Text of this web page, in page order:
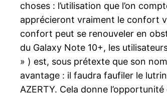
choses : l’utilisation que l’on
apprécieront vraiment le confort
confort peut se renouveler en
du Galaxy Note 10+, les
» ) est, sous prétexte que son
avantage : il faudra faufiler le
AZERTY. Cela donne